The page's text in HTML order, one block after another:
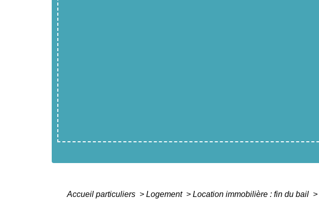
Accueil particuliers > Logement > Location immobilière : fin du bail >